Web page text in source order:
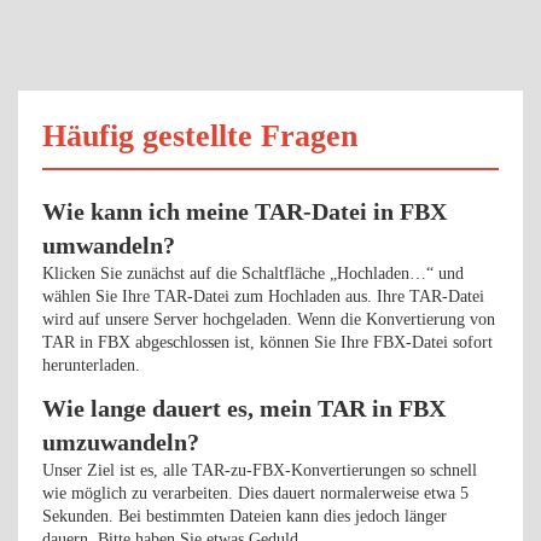
Häufig gestellte Fragen
Wie kann ich meine TAR-Datei in FBX
umwandeln?
Klicken Sie zunächst auf die Schaltfläche „Hochladen…“ und
wählen Sie Ihre TAR-Datei zum Hochladen aus. Ihre TAR-Datei
wird auf unsere Server hochgeladen. Wenn die Konvertierung von
TAR in FBX abgeschlossen ist, können Sie Ihre FBX-Datei sofort
herunterladen.
Wie lange dauert es, mein TAR in FBX
umzuwandeln?
Unser Ziel ist es, alle TAR-zu-FBX-Konvertierungen so schnell
wie möglich zu verarbeiten. Dies dauert normalerweise etwa 5
Sekunden. Bei bestimmten Dateien kann dies jedoch länger